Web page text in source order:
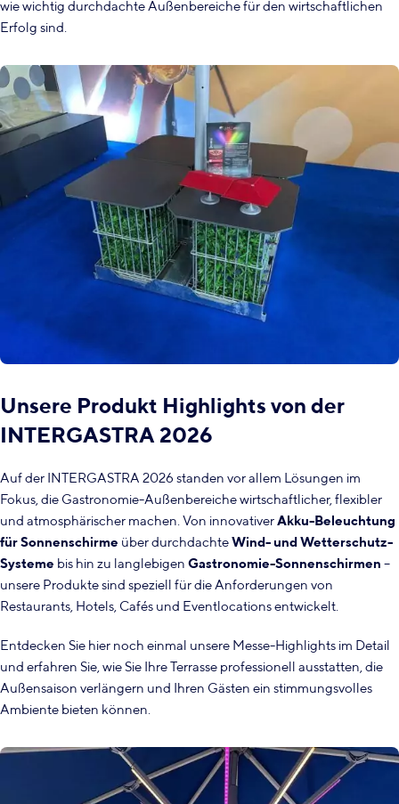
wie wichtig durchdachte Außenbereiche für den wirtschaftlichen
Erfolg sind.
Unsere Produkt Highlights von der
INTERGASTRA 2026
Auf der INTERGASTRA 2026 standen vor allem Lösungen im
Fokus, die Gastronomie-Außenbereiche wirtschaftlicher, flexibler
und atmosphärischer machen. Von innovativerAkku-Beleuchtung
für Sonnenschirme über durchdachteWind- und Wetterschutz-
Systeme bis hin zu langlebigen Gastronomie-Sonnenschirmen –
unsere Produkte sind speziell für die Anforderungen von
Restaurants, Hotels, Cafés und Eventlocations entwickelt.
Entdecken Sie hier noch einmal unsere Messe-Highlights im Detail
und erfahren Sie, wie Sie Ihre Terrasse professionell ausstatten, die
Außensaison verlängern und Ihren Gästen ein stimmungsvolles
Ambiente bieten können.